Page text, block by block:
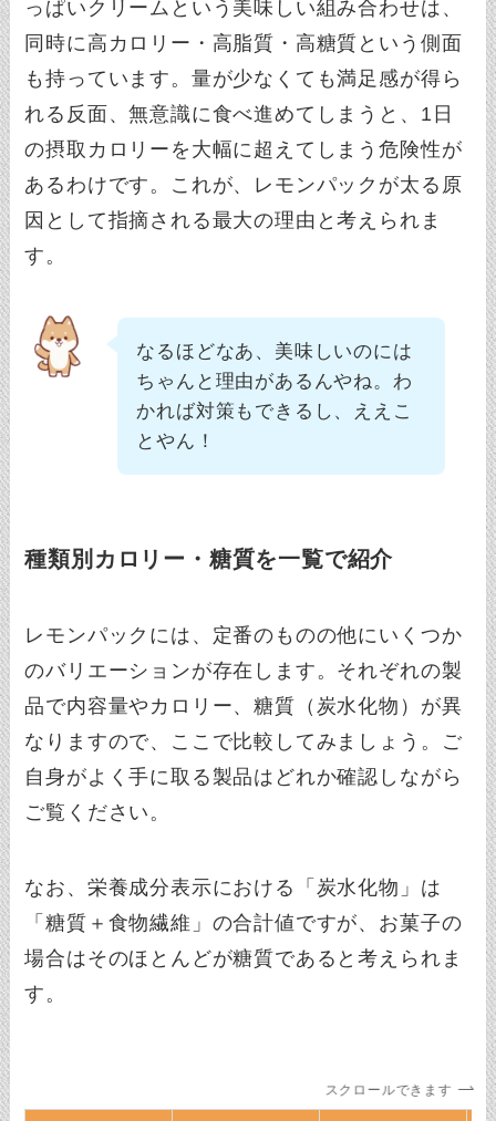
っぱいクリームという美味しい組み合わせは、
同時に高カロリー・高脂質・高糖質という側面
も持っています。量が少なくても満足感が得ら
れる反面、無意識に食べ進めてしまうと、1日
の摂取カロリーを大幅に超えてしまう危険性が
あるわけです。これが、レモンパックが太る原
因として指摘される最大の理由と考えられま
す。
なるほどなあ、美味しいのには
ちゃんと理由があるんやね。わ
かれば対策もできるし、ええこ
とやん！
種類別カロリー・糖質を一覧で紹介
レモンパックには、定番のものの他にいくつか
のバリエーションが存在します。それぞれの製
品で内容量やカロリー、糖質（炭水化物）が異
なりますので、ここで比較してみましょう。ご
自身がよく手に取る製品はどれか確認しながら
ご覧ください。
なお、栄養成分表示における「炭水化物」は
「糖質＋食物繊維」の合計値ですが、お菓子の
場合はそのほとんどが糖質であると考えられま
す。
スクロールできます